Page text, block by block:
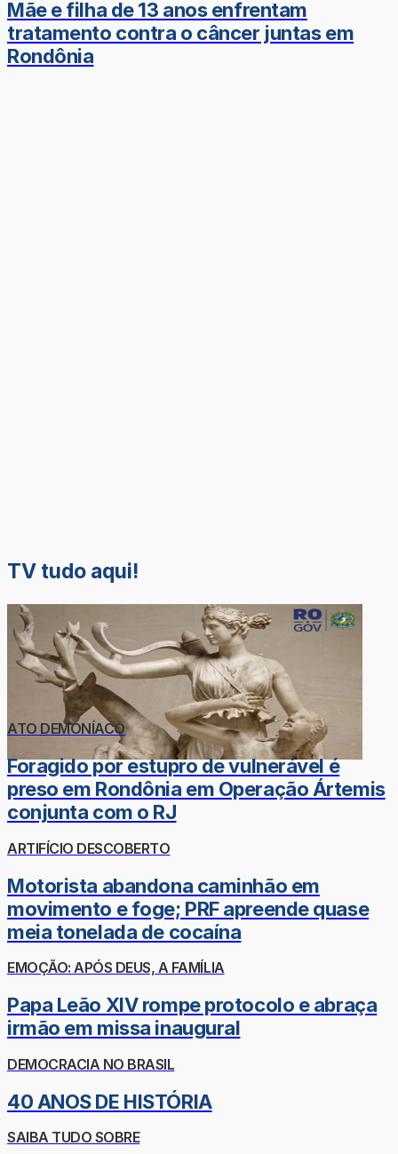
Mãe e filha de 13 anos enfrentam
tratamento contra o câncer juntas em
Rondônia
TV tudo aqui!
ATO DEMONÍACO
Foragido por estupro de vulnerável é
preso em Rondônia em Operação Ártemis
conjunta com o RJ
ARTIFÍCIO DESCOBERTO
Motorista abandona caminhão em
movimento e foge; PRF apreende quase
meia tonelada de cocaína
EMOÇÃO: APÓS DEUS, A FAMÍLIA
Papa Leão XIV rompe protocolo e abraça
irmão em missa inaugural
DEMOCRACIA NO BRASIL
40 ANOS DE HISTÓRIA
SAIBA TUDO SOBRE